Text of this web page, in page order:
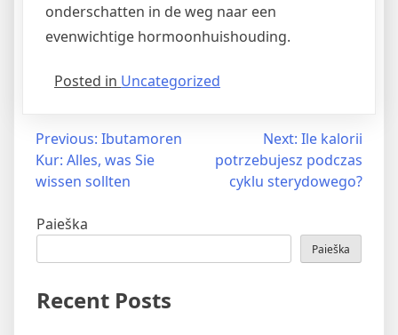
onderschatten in de weg naar een
evenwichtige hormoonhuishouding.
Posted in Uncategorized
Previous: Ibutamoren
Kur: Alles, was Sie
wissen sollten
Next: Ile kalorii
potrzebujesz podczas
cyklu sterydowego?
Paieška
Paieška
Recent Posts